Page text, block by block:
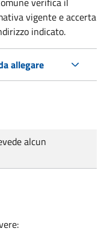
vigente e accerta
indicato.
allegare
alcun